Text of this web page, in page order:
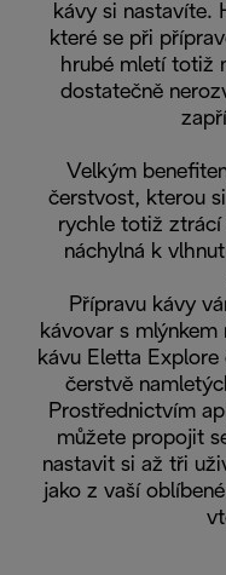
kávy si nastavíte.
které se při
hrubé mletí totiž
dostatečně
Velkým
čerstvost, kterou
rychle totiž ztrácí
náchylná k
Přípravu kávy
kávovar s
kávu Eletta
čerstvě
Prostřednictvím
můžete propojit
nastavit si až tři
jako z vaší